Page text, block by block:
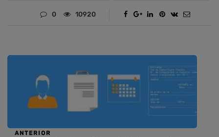
0 10920
ANTERIOR